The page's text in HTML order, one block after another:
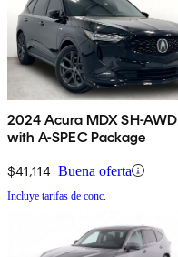
2024 Acura MDX SH-AWD
with A-SPEC Package
$41,114 Buena oferta
Incluye tarifas de conc.